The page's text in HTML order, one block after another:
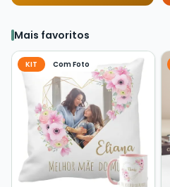
Mais favoritos
KIT Com Foto